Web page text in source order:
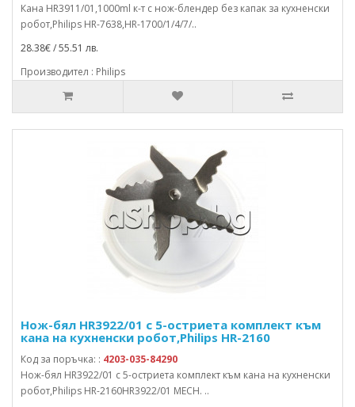
Кана HR3911/01,1000ml к-т с нож-блендер без капак за кухненски
робот,Philips HR-7638,HR-1700/1/4/7/..
28.38€ / 55.51 лв.
Производител : Philips
Нож-бял HR3922/01 с 5-остриета комплект към
кана на кухненски робот,Philips HR-2160
Код за поръчка: : 4203-035-84290
Нож-бял HR3922/01 с 5-остриета комплект към кана на кухненски
робот,Philips HR-2160HR3922/01 MECH. ..